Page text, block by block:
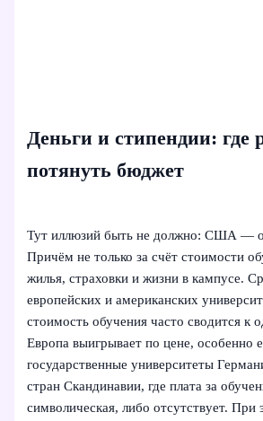
Деньги и стипендии: где
потянуть бюджет
Тут иллюзий быть не должно: США —
Причём не только за счёт стоимости
жилья, страховки и жизни в кампусе.
европейских и американских
стоимость обучения часто сводится к
Европа выигрывает по цене, особенно
государственные университеты
стран Скандинавии, где плата за
символическая, либо отсутствует. При